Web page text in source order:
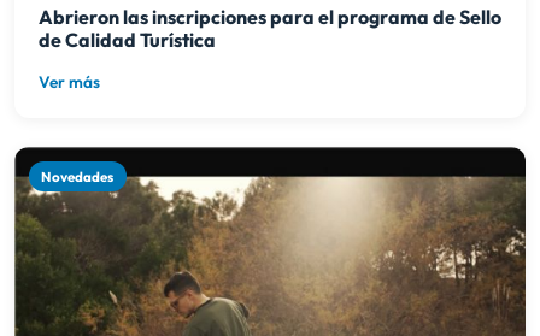
Abrieron las inscripciones para el programa de Sello
de Calidad Turística
Ver más
Novedades